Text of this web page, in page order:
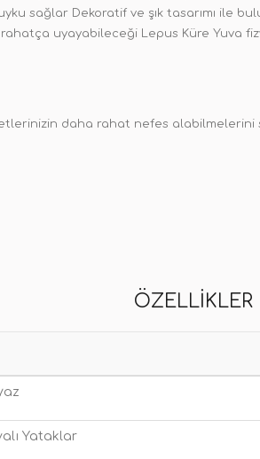
sağlar Dekoratif ve şık tasarımı ile
uyayabileceği Lepus Küre Yuva
daha rahat nefes alabilmelerini
ÖZELLIKLER
Yataklar